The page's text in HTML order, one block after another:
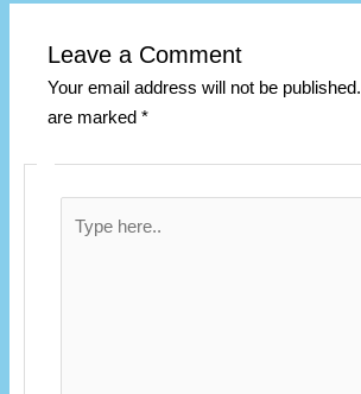
Leave a Comment
Your email address will not be published.
are marked*
here..